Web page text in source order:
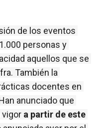
de los eventos
personas y
aquellos que se
También la
docentes en
anunciado que
vigor a partir de este